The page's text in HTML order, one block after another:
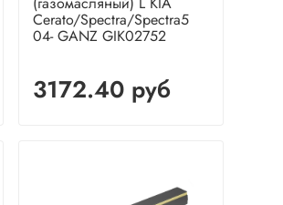
Cerato/Spectra/Spectra5
04- GANZ GIK02752
3172.40 руб